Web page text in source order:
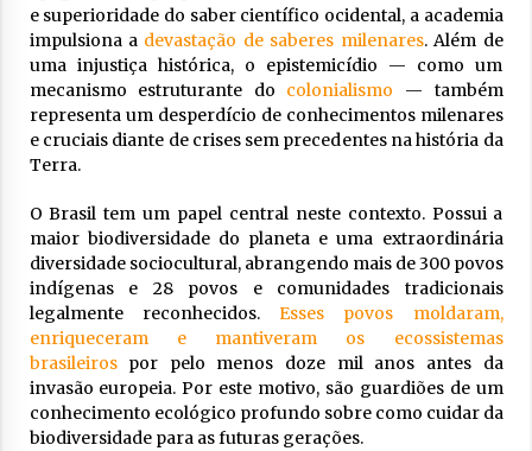
e superioridade do saber científico ocidental, a academia
impulsiona a devastação de saberes milenares. Além de
uma injustiça histórica, o epistemicídio — como um
mecanismo estruturante do colonialismo — também
representa um desperdício de conhecimentos milenares
e cruciais diante de crises sem precedentes na história da
Terra.
O Brasil tem um papel central neste contexto. Possui a
maior biodiversidade do planeta e uma extraordinária
diversidade sociocultural, abrangendo mais de 300 povos
indígenas e 28 povos e comunidades tradicionais
legalmente reconhecidos. Esses povos moldaram,
enriqueceram e mantiveram os ecossistemas
brasileirospor pelo menos doze mil anos antes da
invasão europeia. Por este motivo, são guardiões de um
conhecimento ecológico profundo sobre como cuidar da
biodiversidade para as futuras gerações.